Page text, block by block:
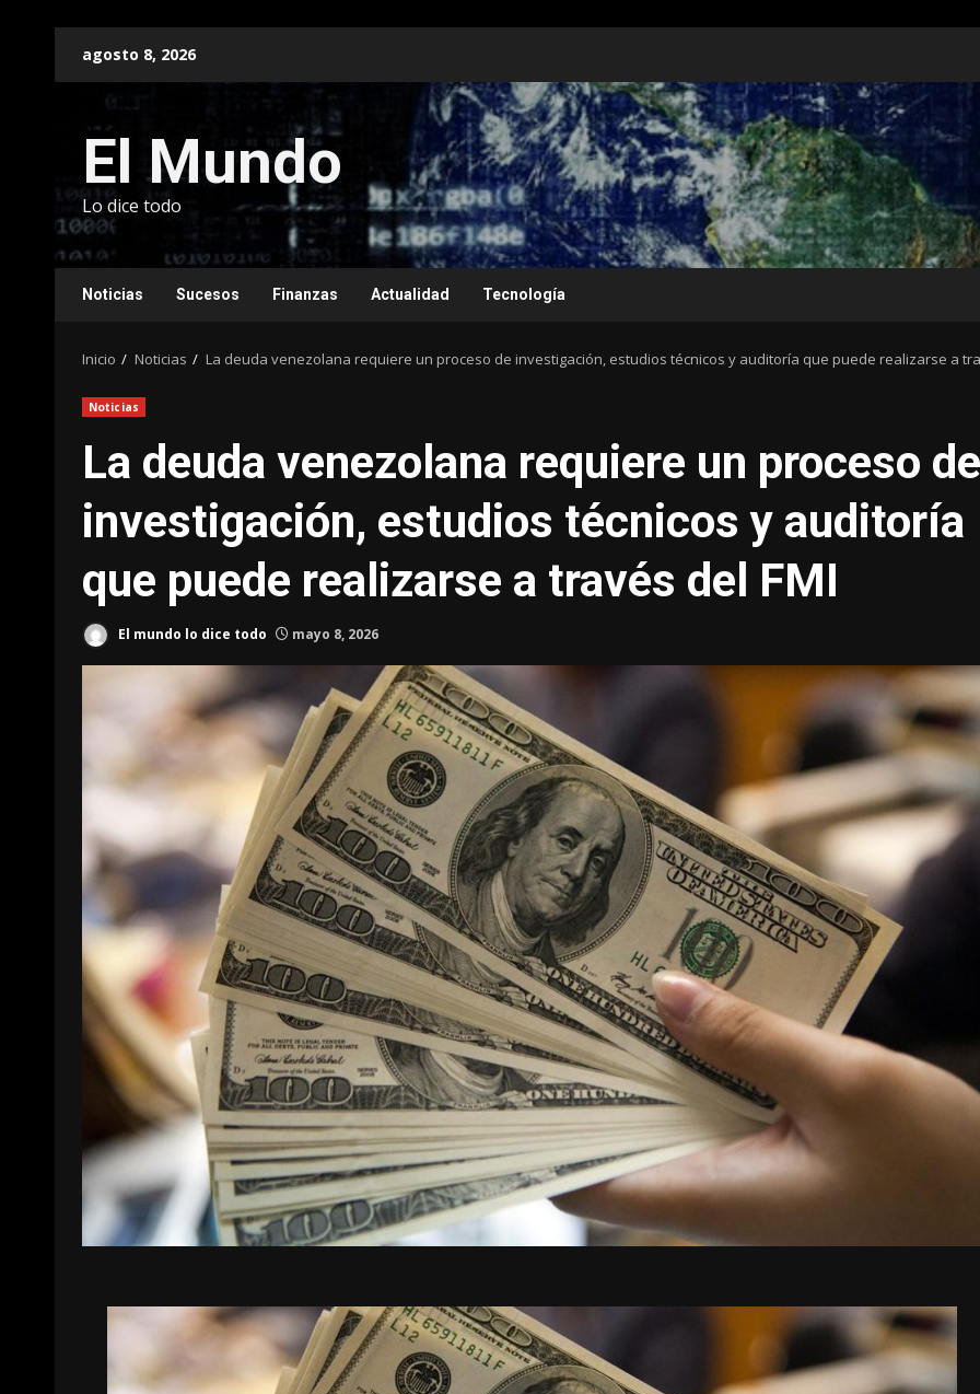
agosto 8, 2026
El Mundo
Lo dice todo
Noticias Sucesos Finanzas Actualidad Tecnología
Inicio Noticias La deuda venezolana requiere un proceso de investigación, estudios técnicos y auditoría que puede realizarse a
Noticias
La deuda venezolana requiere un proceso de
investigación, estudios técnicos y auditoría
que puede realizarse a través del FMI
El mundo lo dice todo mayo 8, 2026